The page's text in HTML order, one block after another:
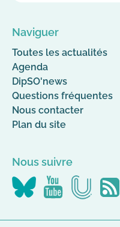
Naviguer
Toutes les actualités
Agenda
DipSO'news
Questions fréquentes
Nous contacter
Plan du site
Nous suivre
Nous
suivre
Nous
suivre
Nous
suivre
Flus
RSS